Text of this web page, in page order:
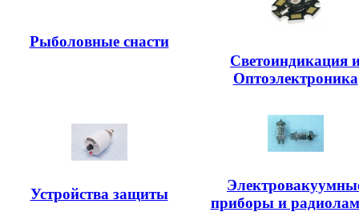
Рыболовные снасти
Светоиндикация
Оптоэлектроника
Устройства защиты
приборы и